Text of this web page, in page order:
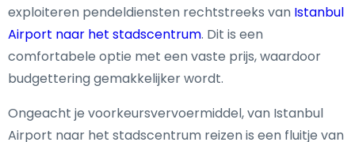
exploiteren pendeldiensten rechtstreeks van Istanbul
Airport naar het stadscentrum. Dit is een
comfortabele optie met een vaste prijs, waardoor
budgettering gemakkelijker wordt.
Ongeacht je voorkeursvervoermiddel, van Istanbul
Airport naar het stadscentrum reizen is een fluitje van